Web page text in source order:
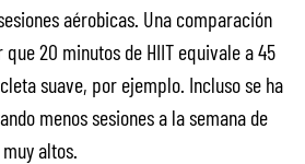
aérobicas. Una comparación
20 minutos de HIIT equivale a 45
suave, por ejemplo. Incluso se ha
menos sesiones a la semana de
altos.